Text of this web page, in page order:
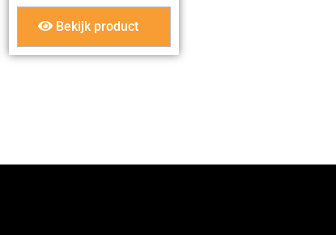
Bekijk product